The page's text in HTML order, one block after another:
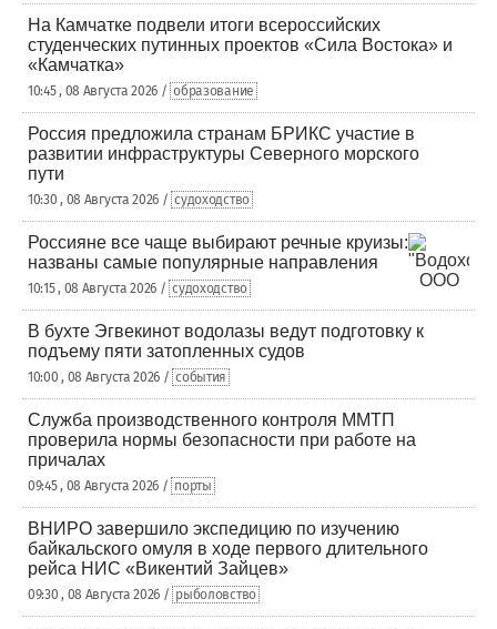
На Камчатке подвели итоги всероссийских
студенческих путинных проектов «Сила Востока» и
«Камчатка»
10:45 , 08 Августа 2026 / образование
Россия предложила странам БРИКС участие в
развитии инфраструктуры Северного морского
пути
10:30 , 08 Августа 2026 / судоходство
Россияне все чаще выбирают речные круизы:
названы самые популярные направления
10:15 , 08 Августа 2026 / судоходство
В бухте Эгвекинот водолазы ведут подготовку к
подъему пяти затопленных судов
10:00 , 08 Августа 2026 / события
Служба производственного контроля ММТП
проверила нормы безопасности при работе на
причалах
09:45 , 08 Августа 2026 / порты
ВНИРО завершило экспедицию по изучению
байкальского омуля в ходе первого длительного
рейса НИС «Викентий Зайцев»
09:30 , 08 Августа 2026 / рыболовство